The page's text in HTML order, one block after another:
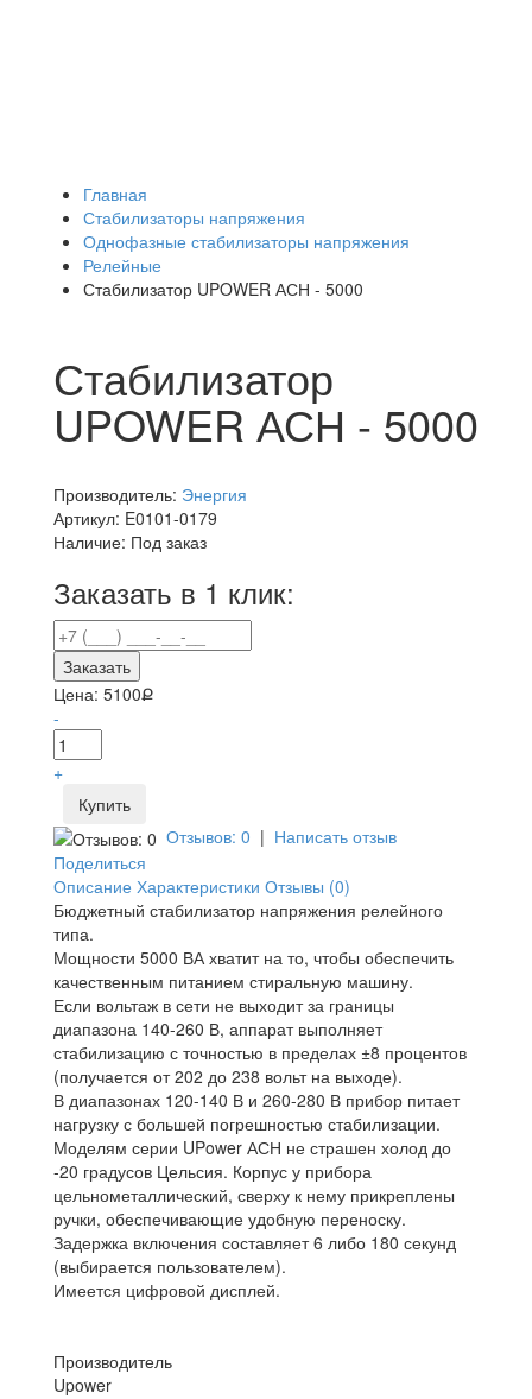
Главная
Стабилизаторы напряжения
Однофазные стабилизаторы напряжения
Релейные
Стабилизатор UPOWER АСН - 5000
Стабилизатор
UPOWER АСН - 5000
Производитель: Энергия
Артикул: E0101-0179
Наличие: Под заказ
Заказать в 1 клик:
Заказать
Цена: 5100Ք
-
+
Купить
Отзывов: 0 | Написать отзыв
Поделиться
Описание Характеристики Отзывы (0)
Бюджетный стабилизатор напряжения релейного
типа.
Мощности 5000 ВА хватит на то, чтобы обеспечить
качественным питанием стиральную машину.
Если вольтаж в сети не выходит за границы
диапазона 140-260 В, аппарат выполняет
стабилизацию с точностью в пределах ±8 процентов
(получается от 202 до 238 вольт на выходе).
В диапазонах 120-140 В и 260-280 В прибор питает
нагрузку с большей погрешностью стабилизации.
Моделям серии UPower АСН не страшен холод до
-20 градусов Цельсия. Корпус у прибора
цельнометаллический, сверху к нему прикреплены
ручки, обеспечивающие удобную переноску.
Задержка включения составляет 6 либо 180 секунд
(выбирается пользователем).
Имеется цифровой дисплей.
Производитель
Upower